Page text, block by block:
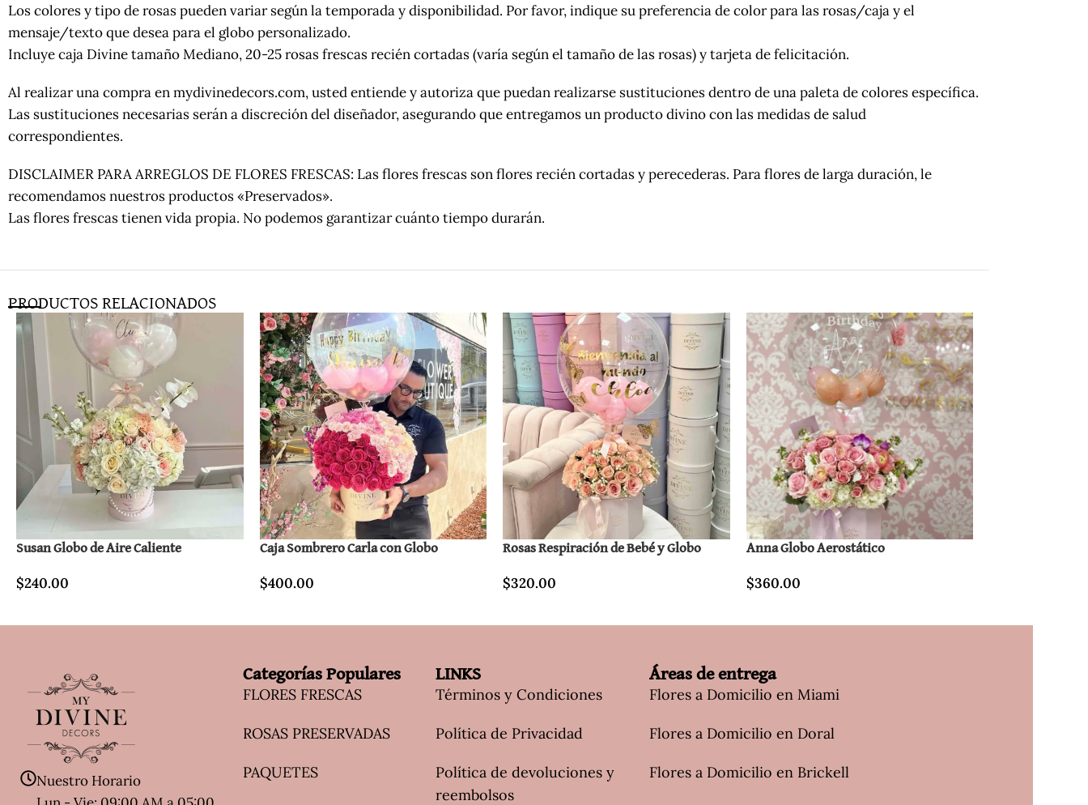
Los colores y tipo de rosas pueden variar según la temporada y disponibilidad. Por favor, indique su preferencia de color para las rosas/caja y el
mensaje/texto que desea para el globo personalizado.
Incluye caja Divine tamaño Mediano, 20-25 rosas frescas recién cortadas (varía según el tamaño de las rosas) y tarjeta de felicitación.
Al realizar una compra en mydivinedecors.com, usted entiende y autoriza que puedan realizarse sustituciones dentro de una paleta de colores específica.
Las sustituciones necesarias serán a discreción del diseñador, asegurando que entregamos un producto divino con las medidas de salud
correspondientes.
DISCLAIMER PARA ARREGLOS DE FLORES FRESCAS: Las flores frescas son flores recién cortadas y perecederas. Para flores de larga duración, le
recomendamos nuestros productos «Preservados».
Las flores frescas tienen vida propia. No podemos garantizar cuánto tiempo durarán.
PRODUCTOS RELACIONADOS
Susan Globo de Aire Caliente
$240.00
Caja Sombrero Carla con Globo
$400.00
Rosas Respiración de Bebé y Globo
$320.00
Anna Globo Aerostático
$360.00
Nuestro Horario
Categorías Populares
FLORES FRESCAS
ROSAS PRESERVADAS
PAQUETES
LINKS
Términos y Condiciones
Política de Privacidad
Política de devoluciones y
reembolsos
Áreas de entrega
Flores a Domicilio en Miami
Flores a Domicilio en Doral
Flores a Domicilio en Brickell